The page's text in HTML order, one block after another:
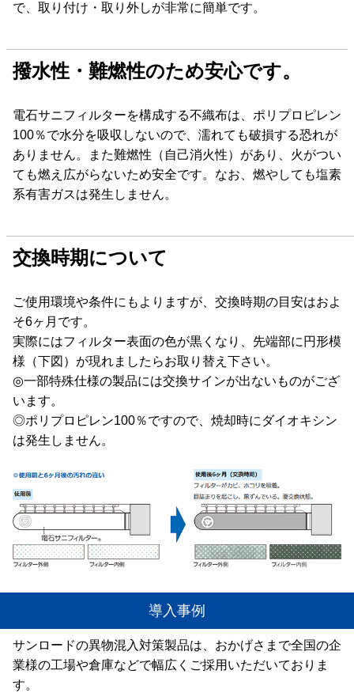
で、取り付け・取り外しが非常に簡単です。
撥水性・難燃性のため安心です。
電石サニフィルターを構成する不織布は、ポリプロピレン
100％で水分を吸収しないので、濡れても破損する恐れが
ありません。また難燃性（自己消火性）があり、火がつい
ても燃え広がらないため安全です。なお、燃やしても塩素
系有害ガスは発生しません。
交換時期について
ご使用環境や条件にもよりますが、交換時期の目安はおよ
そ6ヶ月です。
実際にはフィルター表面の色が黒くなり、先端部に円形模
様（下図）が現れましたらお取り替え下さい。
◎一部特殊仕様の製品には交換サインが出ないものがござ
います。
◎ポリプロピレン100％ですので、焼却時にダイオキシン
は発生しません。
導入事例
サンロードの異物混入対策製品は、おかげさまで全国の企
業様の工場や倉庫などで幅広くご採用いただいておりま
す。